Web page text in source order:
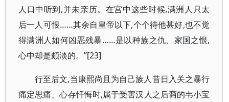
人口中听到,并未亲历。在宫中这些时候,满洲人只太
后一人可恨……其余自皇帝以下,个个待他甚好,也不觉
得满洲人如何凶恶残暴……是以种族之仇、家国之恨,
心中却是颇淡的。”[23]
行至后文,当康熙尚且为自己族人昔日入关之暴行
痛定思痛、心存忏悔时,属于受害汉人之后裔的韦小宝